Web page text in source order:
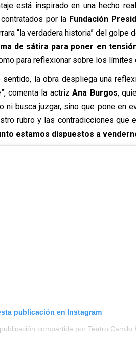
está inspirado en una hecho
por la Fundación
“la verdadera historia” del golpe
de sátira para poner en
para reflexionar sobre los límites
sentido, la obra despliega una
comenta la actrizAna Burgos,
ni busca juzgar, sino que pone en
rubro y las contradicciones que
estamos dispuestos a
publicación en Instagram